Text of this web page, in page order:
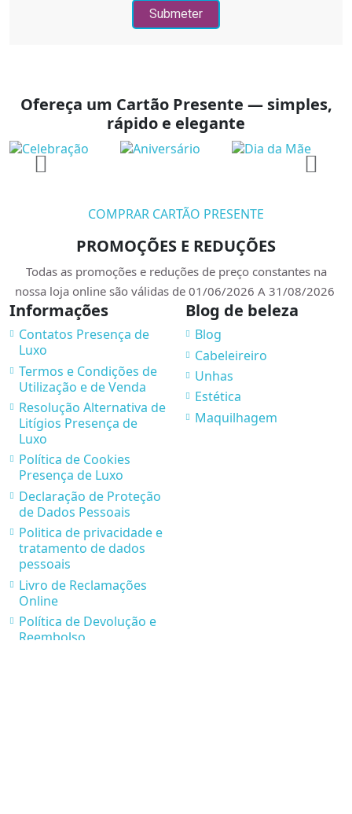
Ofereça um Cartão Presente — simples,
rápido e elegante
COMPRAR CARTÃO PRESENTE
PROMOÇÕES E REDUÇÕES
Todas as promoções e reduções de preço constantes na
nossa loja online são válidas de 01/06/2026 A 31/08/2026
Informações
Contatos Presença de
Luxo
Termos e Condições de
Utilização e de Venda
Resolução Alternativa de
Litígios Presença de
Luxo
Política de Cookies
Presença de Luxo
Declaração de Proteção
de Dados Pessoais
Politica de privacidade e
tratamento de dados
pessoais
Livro de Reclamações
Online
Política de Devolução e
Reembolso
Blog de beleza
Blog
Cabeleireiro
Unhas
Estética
Maquilhagem